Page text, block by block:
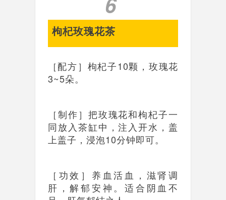
枸杞玫瑰花茶
［配方］枸杞子10颗，玫瑰花
3~5朵。
［制作］把玫瑰花和枸杞子一
同放入茶缸中，注入开水，盖
上盖子，浸泡10分钟即可。
［功效］养血活血，滋肾调
肝，解郁安神。适合阴血不